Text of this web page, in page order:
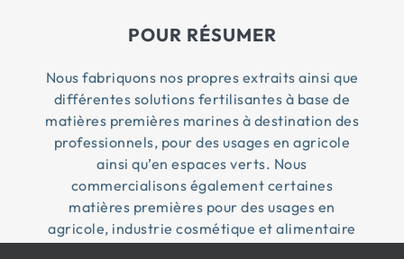
POUR RÉSUMER
Nous fabriquons nos propres extraits ainsi que
différentes solutions fertilisantes à base de
matières premières marines à destination des
professionnels, pour des usages en agricole
ainsi qu’en espaces verts. Nous
commercialisons également certaines
matières premières pour des usages en
agricole, industrie cosmétique et alimentaire